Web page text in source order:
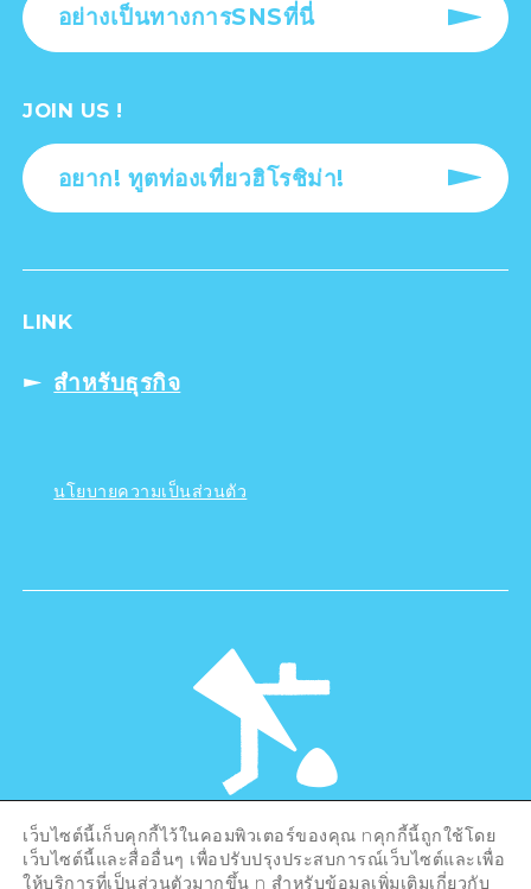
อย่างเป็นทางการSNSที่นี่
JOIN US !
อยาก! ทูตท่องเที่ยวฮิโรชิม่า!
LINK
สำหรับธุรกิจ
นโยบายความเป็นส่วนตัว
©Hiroshima Tourism Association /
Hiroshima Prefecture / Hiroshima City .
All rights reserved
เว็บไซต์นี้เก็บคุกกี้ไว้ในคอมพิวเตอร์ของคุณ nคุกกี้นี้ถูกใช้โดย
เว็บไซต์นี้และสื่ออื่นๆ เพื่อปรับปรุงประสบการณ์เว็บไซต์และเพื่อ
ให้บริการที่เป็นส่วนตัวมากขึ้น n สำหรับข้อมูลเพิ่มเติมเกี่ยวกับ